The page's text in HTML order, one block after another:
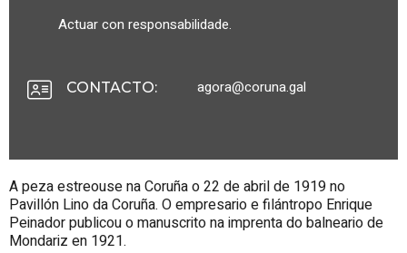
Actuar con responsabilidade.
CONTACTO: agora@coruna.gal
A peza estreouse na Coruña o 22 de abril de 1919 no
Pavillón Lino da Coruña. O empresario e filántropo Enrique
Peinador publicou o manuscrito na imprenta do balneario de
Mondariz en 1921.